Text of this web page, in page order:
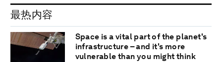
最热内容
Space is a vital part of the planet's
infrastructure – and it's more
vulnerable than you might think